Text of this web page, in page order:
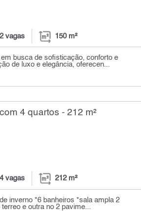
2 vagas 150 m²
busca de sofisticação, conforto e
de luxo e elegância, oferecen...
4 quartos - 212 m²
4 vagas 212 m²
inverno *6 banheiros *sala ampla 2
e outra no 2 pavime...